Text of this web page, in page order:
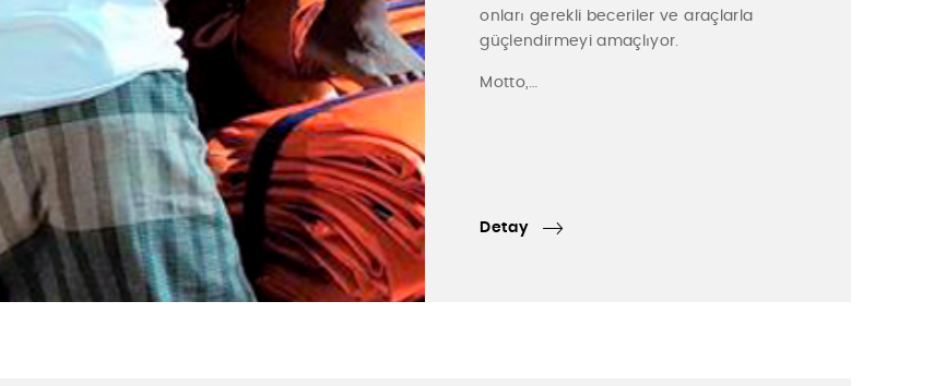
onları gerekli beceriler ve araçlarla
güçlendirmeyi amaçlıyor.
Motto,…
Detay